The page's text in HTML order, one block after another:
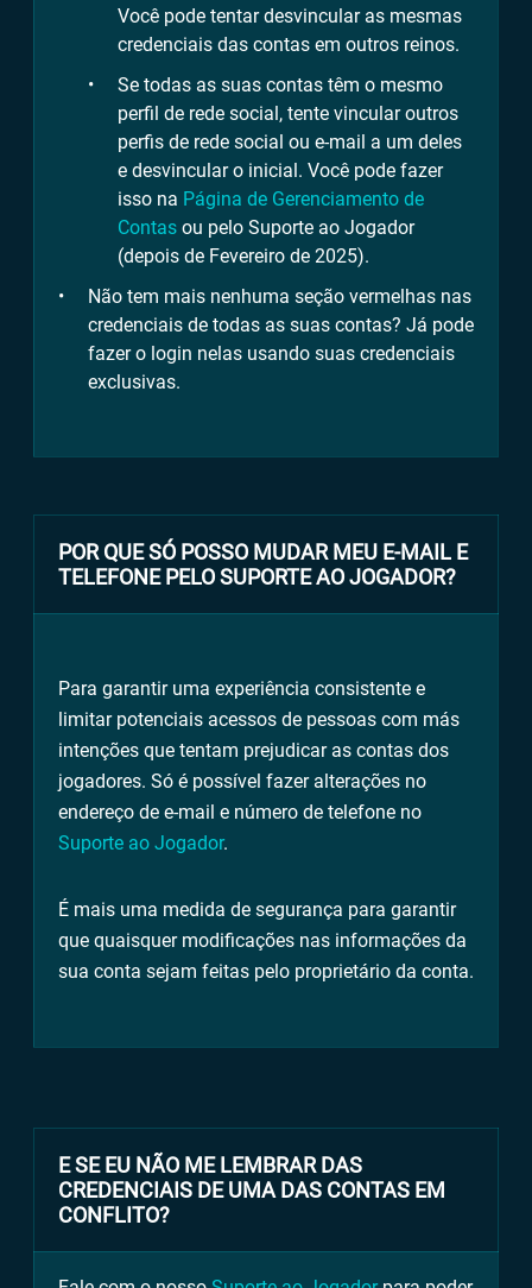
Você pode tentar desvincular as mesmas
credenciais das contas em outros reinos.
Se todas as suas contas têm o mesmo
perfil de rede social, tente vincular outros
perfis de rede social ou e-mail a um deles
e desvincular o inicial. Você pode fazer
isso na Página de Gerenciamento de
Contas ou pelo Suporte ao Jogador
(depois de Fevereiro de 2025).
Não tem mais nenhuma seção vermelhas nas
credenciais de todas as suas contas? Já pode
fazer o login nelas usando suas credenciais
exclusivas.
POR QUE SÓ POSSO MUDAR MEU E-MAIL E
TELEFONE PELO SUPORTE AO JOGADOR?
Para garantir uma experiência consistente e
limitar potenciais acessos de pessoas com más
intenções que tentam prejudicar as contas dos
jogadores. Só é possível fazer alterações no
endereço de e-mail e número de telefone no
Suporte ao Jogador.
É mais uma medida de segurança para garantir
que quaisquer modificações nas informações da
sua conta sejam feitas pelo proprietário da conta.
E SE EU NÃO ME LEMBRAR DAS
CREDENCIAIS DE UMA DAS CONTAS EM
CONFLITO?